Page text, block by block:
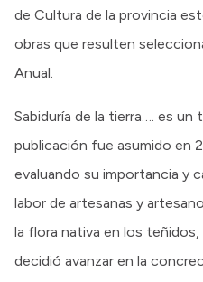
de Cultura de la provincia
obras que resulten
Anual.
Sabiduría de la tierra…. es
publicación fue asumido en
evaluando su importancia y
labor de artesanas y
la flora nativa en los teñidos,
decidió avanzar en la